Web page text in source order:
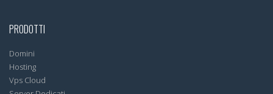
PRODOTTI
Domini
Hosting
Vps Cloud